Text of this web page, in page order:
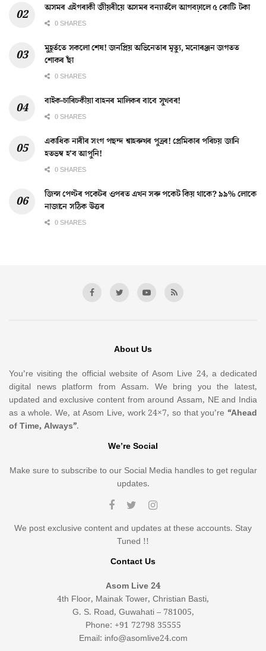
অসমৰ এইগৰাকী জীয়ৰীয়ে অসমৰ বন্যাৰ্তলৈ আগবঢ়ালে ৫ কোটি টকা
0 SHARES
মুহূৰ্ততে সকলো শেষ! জনপ্ৰিয় অভিনেতাৰ মৃত্যু, মনোৰঞ্জন জগতত
শোকৰ ছাঁ
0 SHARES
বাইক-চাৰিচকীয়া বাহনৰ মালিকৰ বাবে সুখবৰ!
0 SHARES
একাধিক নাৰীৰ সংগ পছন্দ শ্বাহৰুখৰ পুত্ৰৰ! প্ৰেমিকাৰ পৰিচয় জানি
হতভম্ব হ’ব আপুনি!
0 SHARES
জিন্স পেণ্টৰ পকেটৰ ওপৰত এখন সৰু পকেট কিয় থাকে? ৯৯% লোকে
নাজানে সঠিক উত্তৰ
0 SHARES
About Us
You’re visiting the official website of Asom Live 24, a dedicated
digital news platform from Assam. We bring you the latest,
updated and exclusive content from around Assam, NE and India
as a whole. We, at Asom Live, work 24×7, so that you’re “Ahead
of Time, Always”.
We’re Social
Make sure to subscribe to our Social Media handles to get regular
updates.
We post exclusive content and updates at these accounts. Stay
Tuned !!
Contact Us
Asom Live 24
4th Floor, Mainak Tower, Christian Basti,
G. S. Road, Guwahati – 781005,
Phone: +91 72798 35555
Email: info@asomlive24.com